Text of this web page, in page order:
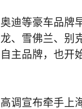
等豪车品牌
、雪佛兰、别
主品牌，也开
宣布牵手上